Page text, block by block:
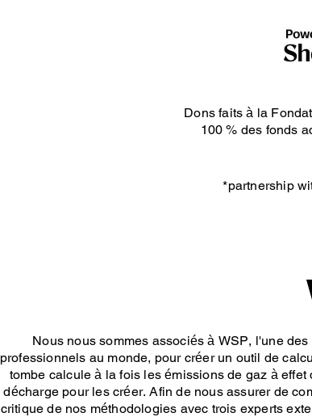
Dons faits à la
100 % des fonds
*partnership
Nous nous sommes associés à WSP, l'une
professionnels au monde, pour créer un outil de
tombe calcule à la fois les émissions de gaz à
décharge pour les créer. Afin de nous assurer de
critique de nos méthodologies avec trois experts